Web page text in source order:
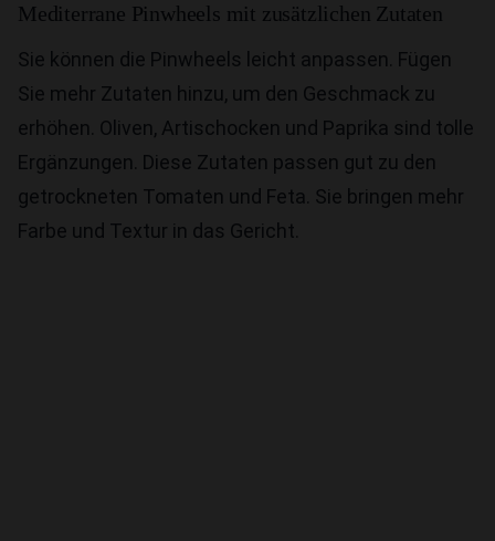
Mediterrane Pinwheels mit zusätzlichen Zutaten
Sie können die Pinwheels leicht anpassen. Fügen
Sie mehr Zutaten hinzu, um den Geschmack zu
erhöhen. Oliven, Artischocken und Paprika sind tolle
Ergänzungen. Diese Zutaten passen gut zu den
getrockneten Tomaten und Feta. Sie bringen mehr
Farbe und Textur in das Gericht.